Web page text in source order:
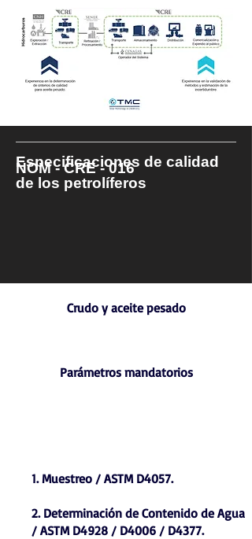
NOM - CRE - 016
Especificaciones de calidad
de los petrolíferos
Crudo y aceite pesado
Parámetros mandatorios
1. Muestreo / ASTM D4057.
2. Determinación de Contenido de Agua
/ ASTM D4928 / D4006 / D4377.